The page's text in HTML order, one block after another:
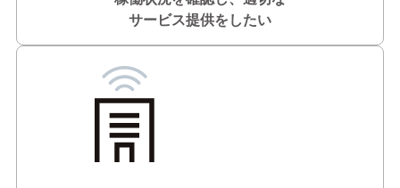
サービス提供をしたい